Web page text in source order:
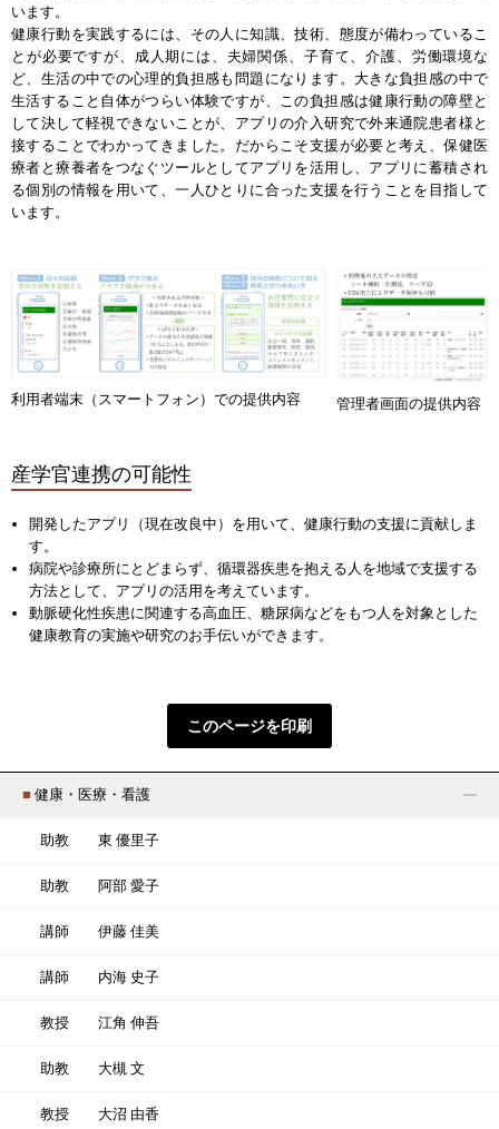
います。
健康行動を実践するには、その人に知識、技術、態度が備わっているこ
とが必要ですが、成人期には、夫婦関係、子育て、介護、労働環境な
ど、生活の中での心理的負担感も問題になります。大きな負担感の中で
生活すること自体がつらい体験ですが、この負担感は健康行動の障壁と
して決して軽視できないことが、アプリの介入研究で外来通院患者様と
接することでわかってきました。だからこそ支援が必要と考え、保健医
療者と療養者をつなぐツールとしてアプリを活用し、アプリに蓄積され
る個別の情報を用いて、一人ひとりに合った支援を行うことを目指して
います。
利用者端末（スマートフォン）での提供内容 管理者画面の提供内容
産学官連携の可能性
開発したアプリ（現在改良中）を用いて、健康行動の支援に貢献しま
す。
病院や診療所にとどまらず、循環器疾患を抱える人を地域で支援する
方法として、アプリの活用を考えています。
動脈硬化性疾患に関連する高血圧、糖尿病などをもつ人を対象とした
健康教育の実施や研究のお手伝いができます。
このページを印刷
■ 健康・医療・看護
助教 東 優里子
助教 阿部 愛子
講師 伊藤 佳美
講師 内海 史子
教授 江角 伸吾
助教 大槻 文
教授 大沼 由香